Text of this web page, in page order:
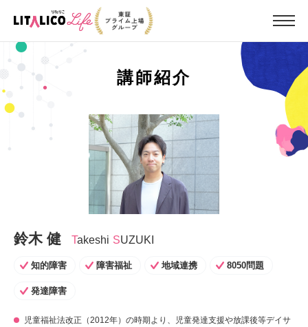
講師紹介
鈴木 健 TAkeshi SUZUKI
知的障害 障害福祉 地域連携 8050問題
発達障害
児童福祉法改正（2012年）の時期より、児童発達支援や放課後等デイサ